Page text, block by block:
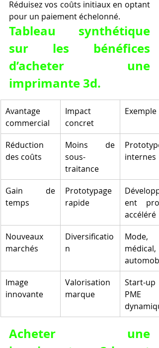
Réduisez vos coûts initiaux en optant
pour un paiement échelonné.
Tableau synthétique
sur les bénéfices
d’acheter une
imprimante 3d.
Avantage
commercial
Impact
concret
Exemple
Réduction
des coûts
Moins de
sous-
traitance
internes
Gain de
temps
Prototypage
rapide
ent
accéléré
Nouveaux
marchés
Diversificatio
n
Mode,
médical,
Image
innovante
Valorisation
marque
Start-up
PME
Acheter une